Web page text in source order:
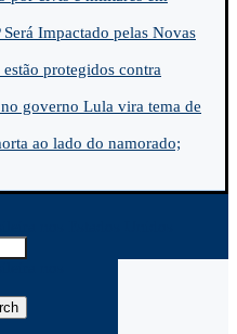
Impactado pelas Novas
protegidos contra
governo Lula vira tema de
ao lado do namorado;